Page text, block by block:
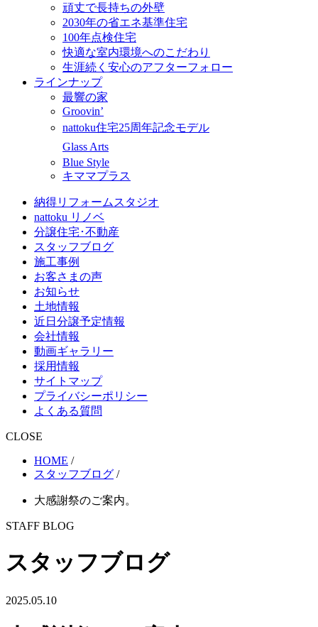
頑丈で長持ちの外壁
2030年の省エネ基準住宅
100年点検住宅
快適な室内環境へのこだわり
生涯続く安心のアフターフォロー
ラインナップ
最響の家
Groovin’
nattoku住宅25周年記念モデル
Glass Arts
Blue Style
キママプラス
納得リフォームスタジオ
nattoku リノベ
分譲住宅･不動産
スタッフブログ
施工事例
お客さまの声
お知らせ
土地情報
近日分譲予定情報
会社情報
動画ギャラリー
採用情報
サイトマップ
プライバシーポリシー
よくある質問
CLOSE
HOME /
スタッフブログ /
大感謝祭のご案内。
STAFF BLOG
スタッフブログ
2025.05.10